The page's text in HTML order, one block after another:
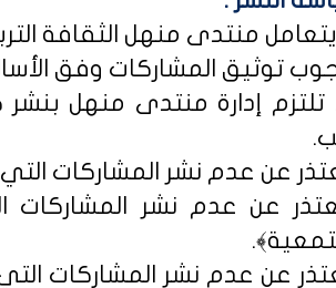
تلتزم إدارة منتدى منهل
عن عدم نشر المشاركات
عن عدم نشر المشاركات